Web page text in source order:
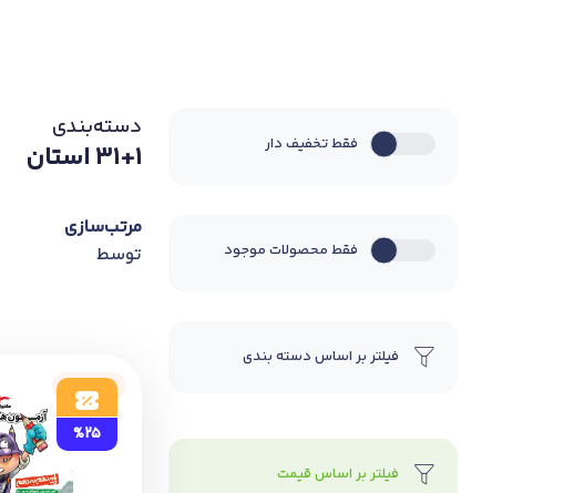
فقط تخفیف دار
فقط محصولات موجود
فیلتر بر اساس دسته بندی
فیلتر بر اساس قیمت
دسته‌بندی
31+1 استان
مرتب‌سازی
توسط
ناموجود
%25